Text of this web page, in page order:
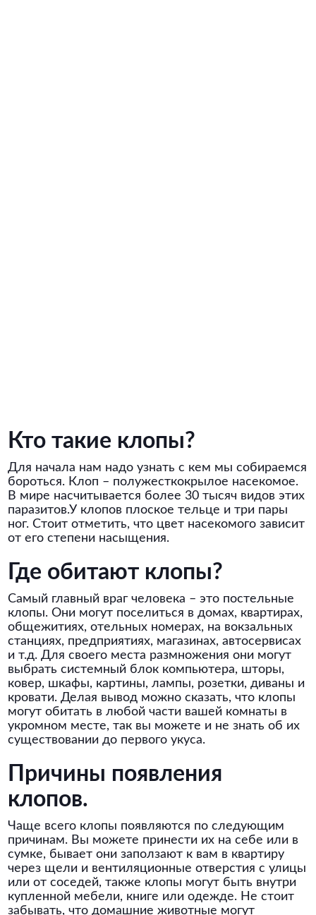
Кто такие клопы?
Для начала нам надо узнать с кем мы собираемся
бороться. Клоп – полужесткокрылое насекомое.
В мире насчитывается более 30 тысяч видов этих
паразитов.У клопов плоское тельце и три пары
ног. Стоит отметить, что цвет насекомого зависит
от его степени насыщения.
Где обитают клопы?
Самый главный враг человека – это постельные
клопы. Они могут поселиться в домах, квартирах,
общежитиях, отельных номерах, на вокзальных
станциях, предприятиях, магазинах, автосервисах
и т.д. Для своего места размножения они могут
выбрать системный блок компьютера, шторы,
ковер, шкафы, картины, лампы, розетки, диваны и
кровати. Делая вывод можно сказать, что клопы
могут обитать в любой части вашей комнаты в
укромном месте, так вы можете и не знать об их
существовании до первого укуса.
Причины появления
клопов.
Чаще всего клопы появляются по следующим
причинам. Вы можете принести их на себе или в
сумке, бывает они заползают к вам в квартиру
через щели и вентиляционные отверстия с улицы
или от соседей, также клопы могут быть внутри
купленной мебели, книге или одежде. Не стоит
забывать, что домашние животные могут